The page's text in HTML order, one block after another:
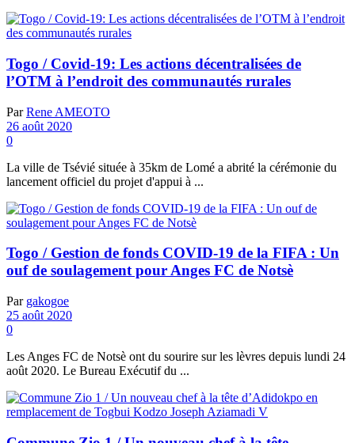
Togo / Covid-19: Les actions décentralisées de
l’OTM à l’endroit des communautés rurales
Par Rene AMEOTO
26 août 2020
0
La ville de Tsévié située à 35km de Lomé a abrité la cérémonie du
lancement officiel du projet d'appui à ...
Togo / Gestion de fonds COVID-19 de la FIFA : Un
ouf de soulagement pour Anges FC de Notsè
Par gakogoe
25 août 2020
0
Les Anges FC de Notsè ont du sourire sur les lèvres depuis lundi 24
août 2020. Le Bureau Exécutif du ...